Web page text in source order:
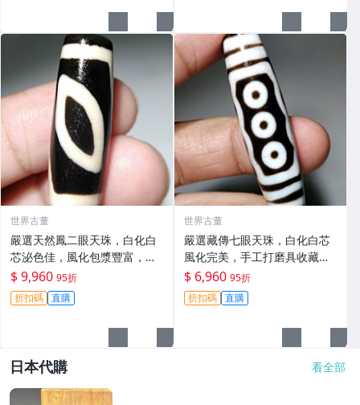
世界古董
嚴選天然鳳二眼天珠，白化白
芯泌色佳，風化包漿豐富，手
工打磨精緻，適合收藏賞玩 發
黃 天然天珠
$ 9,960 95折
折扣碼 直購
世界古董
嚴選藏傳七眼天珠，白化白芯
風化完美，手工打磨具收藏價
值 磨砂 天然 魚眼 七眼天珠 白
化芯 風化包漿
$ 6,960 95折
折扣碼 直購
日本代購 看全部